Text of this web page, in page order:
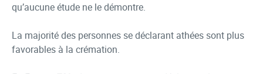
qu’aucune étude ne le démontre.
La majorité des personnes se déclarant athées sont plus
favorables à la crémation.